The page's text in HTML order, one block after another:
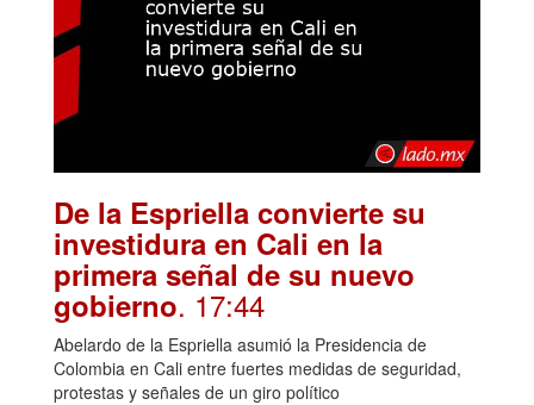
De la Espriella convierte su
investidura en Cali en la
primera señal de su nuevo
gobierno. 17:44
Abelardo de la Espriella asumió la Presidencia de
Colombia en Cali entre fuertes medidas de seguridad,
protestas y señales de un giro político